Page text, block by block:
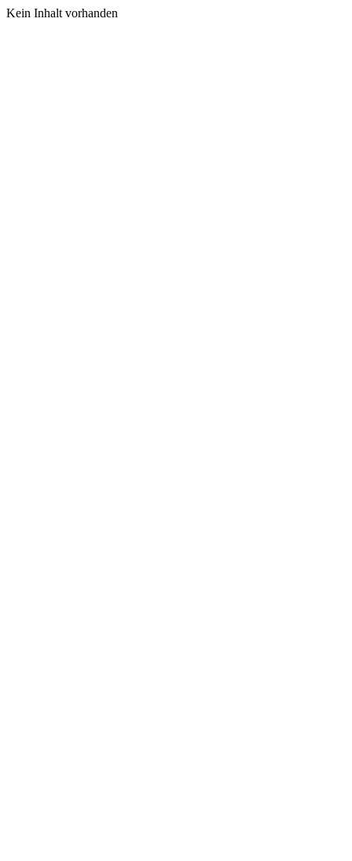
Kein Inhalt vorhanden